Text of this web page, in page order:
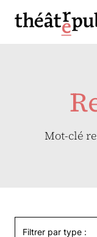
Mot-clé
Filtrer par type :